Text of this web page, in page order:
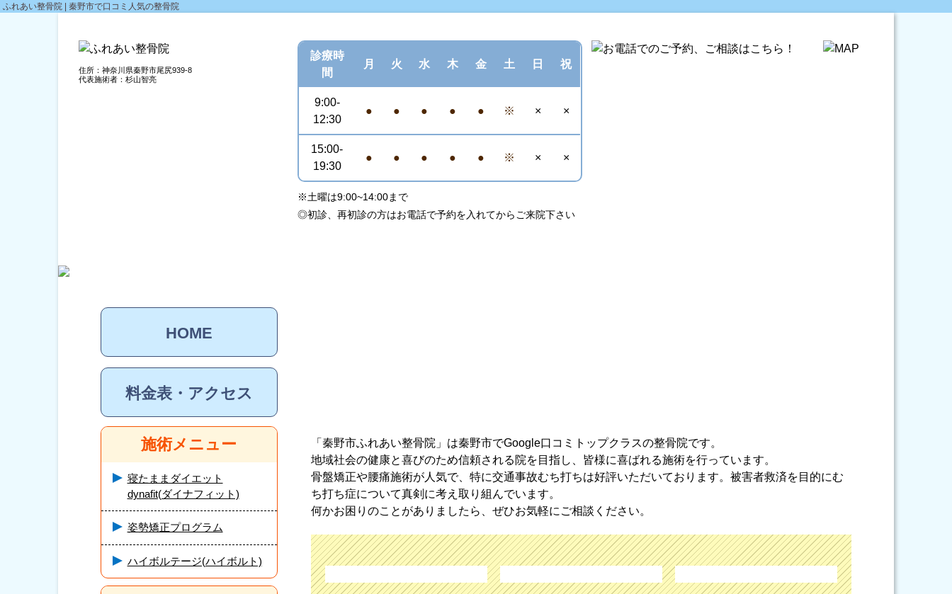
ふれあい整骨院 | 秦野市で口コミ人気の整骨院
住所：神奈川県秦野市尾尻939-8
代表施術者：杉山智亮
診療時
間
月 火 水 木 金 土 日 祝
9:00-
12:30
● ● ● ● ● ※ × ×
15:00-
19:30
● ● ● ● ● ※ × ×
※土曜は9:00~14:00まで
◎初診、再初診の方はお電話で予約を入れてからご来院下さい
「秦野市ふれあい整骨院」は秦野市でGoogle口コミトップクラスの整骨院です。
地域社会の健康と喜びのため信頼される院を目指し、皆様に喜ばれる施術を行っています。
骨盤矯正や腰痛施術が人気で、特に交通事故むち打ちは好評いただいております。被害者救済を目的にむ
ち打ち症について真剣に考え取り組んでいます。
何かお困りのことがありましたら、ぜひお気軽にご相談ください。
HOME
料金表・アクセス
施術メニュー
寝たままダイエット
dynafit(ダイナフィット)
姿勢矯正プログラム
ハイボルテージ(ハイボルト)